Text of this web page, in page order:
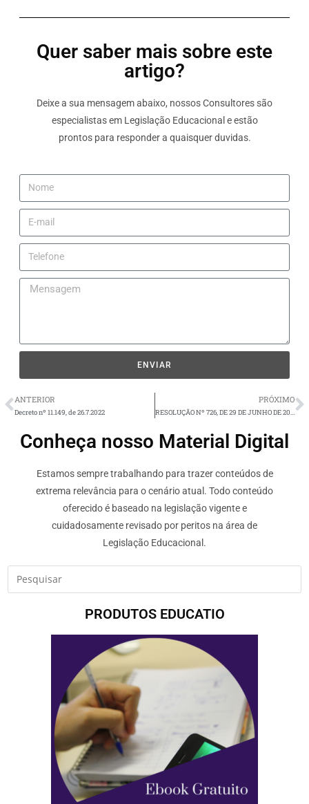
Quer saber mais sobre este
artigo?
Deixe a sua mensagem abaixo, nossos Consultores são
especialistas em Legislação Educacional e estão
prontos para responder a quaisquer duvidas.
ENVIAR
ANTERIOR
Decreto nº 11.149, de 26.7.2022
PRÓXIMO
RESOLUÇÃO Nº 726, DE 29 DE JUNHO DE 2022
Conheça nosso Material Digital
Estamos sempre trabalhando para trazer conteúdos de
extrema relevância para o cenário atual. Todo conteúdo
oferecido é baseado na legislação vigente e
cuidadosamente revisado por peritos na área de
Legislação Educacional.
PRODUTOS EDUCATIO